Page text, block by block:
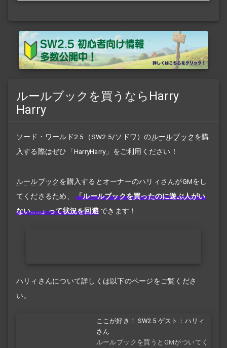
ルールブックを買うならHarry
Harry
ソード・ワールド2.5（SW2.5/ソドワ）のルールブックを購
入する際はぜひ「HarryHarry」をご利用ください！
ルールブックを購入するとオーナーのハリィさんがGMをし
てくださるため、
「ルールブックを買ったのに遊ぶ人がい
ない……」って状況を回避 できます！
ハリィさんについて詳しくは以下のページをご覧くださ
い。
ここが好き！ SW2.5 ゲスト：ハリィ
さん
ルールブックを買うとGMがついてく